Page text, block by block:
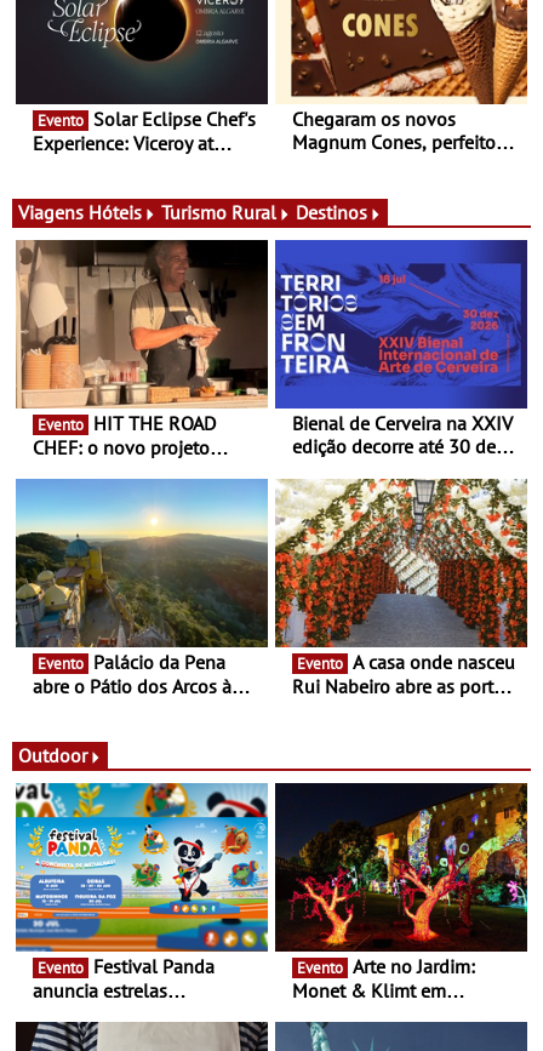
Portugal
Evento
Experience: Viceroy at
exclusiva
Chegaram os novos
Magnum Cones, perfeitos
Viagens Hóteis Turismo Rural Destinos
Evento
CHEF: o novo projeto
Queiroz Ribeiro - Um novo
conceito gastronómico
itinerante que percorre
Portugal
Bienal de Cerveira na XXIV
edição decorre até 30 de
enquanto “Territórios sem
Fronteira”
Evento
abre o Pátio dos Arcos à
Evento
Rui Nabeiro abre as portas
16 de agosto
Outdoor
Evento
anuncia estrelas
- Entre Junho e Julho pelo
Evento
Monet & Klimt em
ao final de Setembro -